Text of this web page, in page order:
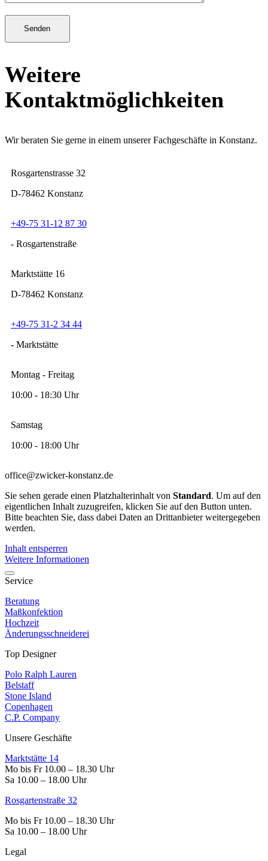
Senden
Weitere
Kontaktmöglichkeiten
Wir beraten Sie gerne in einem unserer Fachgeschäfte in Konstanz.
Rosgartenstrasse 32
D-78462 Konstanz
+49-75 31-12 87 30
- Rosgartenstraße
Marktstätte 16
D-78462 Konstanz
+49-75 31-2 34 44
- Marktstätte
Montag - Freitag
10:00 - 18:30 Uhr
Samstag
10:00 - 18:00 Uhr
office@zwicker-konstanz.de
Sie sehen gerade einen Platzhalterinhalt von Standard. Um auf den
eigentlichen Inhalt zuzugreifen, klicken Sie auf den Button unten.
Bitte beachten Sie, dass dabei Daten an Drittanbieter weitergegeben
werden.
Inhalt entsperren
Weitere Informationen
Service
Beratung
Maßkonfektion
Hochzeit
Änderungsschneiderei
Top Designer
Polo Ralph Lauren
Belstaff
Stone Island
Copenhagen
C.P. Company
Unsere Geschäfte
Marktstätte 14
Mo bis Fr 10.00 – 18.30 Uhr
Sa 10.00 – 18.00 Uhr
Rosgartenstraße 32
Mo bis Fr 10.00 – 18.30 Uhr
Sa 10.00 – 18.00 Uhr
Legal